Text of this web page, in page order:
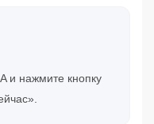
и нажмите кнопку